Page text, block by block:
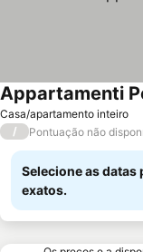
Casa/apartamento inteiro
Appartamenti
/ Pontuação não
Selecione as datas
exatos.